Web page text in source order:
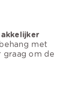
met
graag om de